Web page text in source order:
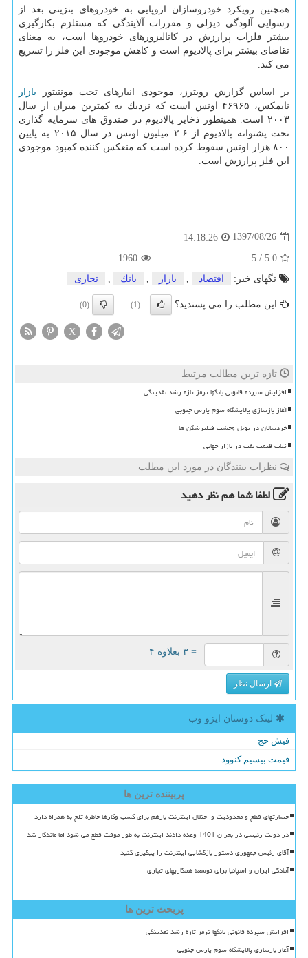
همچنین رویكرد خودروسازان اروپایی به خودروهای بنزینی بعد از
رسوایی آلودگی دیزلی و مقررات آلایندگی كه مستلزم بكارگیری
بیشتر فلزات پرارزش در كاتالیزورهای خودروها است، به معنای
تقاضای بیشتر برای پالادیوم است و كاهش موجودی این فلز را تسریع
می كند.
بر اساس گزارش رویترز، موجودی انبارهای تحت مونتیتور بازار
نایمكس، ۴۶۹۶۵ اونس است كه نزدیك به كمترین میزان از سال
۲۰۰۳ است. همینطور ذخایر پالادیوم در صندوق های سرمایه گذاری
تحت پشتوانه پالادیوم از ۲.۶ میلیون اونس در سال ۲۰۱۵ به پایین
۸۰۰ هزار اونس سقوط كرده است كه منعكس كننده كمبود موجودی
این فلز پرارزش است.
1397/08/26
14:18:26
5.0
/
5
1960
تگهای خبر:
اقتصاد , بازار , بانك , تجاری
این مطلب را می پسندید؟ (1)
(0)
X
تازه ترین مطالب مرتبط
افزایش سپرده قانونی بانکها ترمز تازه رشد نقدینگی
آغاز بازسازی پالایشگاه سوم پارس جنوبی
خردسالان در تونل وحشت فیلترشکن ها
ثبات قیمت نفت در بازار جهانی
نظرات بینندگان در مورد این مطلب
لطفا شما همنظر دهید
= ۳ بعلاوه ۴
ارسال نظر
لینک دوستان ایزو وب
فیش حج
قیمت بیسیم کنوود
پربیننده ترین ها
خسارتهای قطع و محدودیت و اختلال اینترنت بازهم برای کسب وکارها خاطره تلخ به همراه دارد
در دولت رئیسی در بحران 1401 وعده دادند اینترنت به طور موقت قطع می شود اما ماندگار شد
آقای رئیس جمهوری دستور بازگشایی اینترنت را پیگیری کنید
آمادگی ایران و اسپانیا برای توسعه همکاریهای تجاری
پربحث ترین ها
افزایش سپرده قانونی بانکها ترمز تازه رشد نقدینگی
آغاز بازسازی پالایشگاه سوم پارس جنوبی